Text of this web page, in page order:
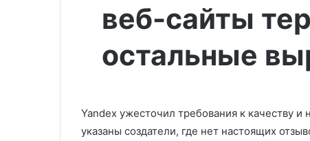
веб-сайты
остальные
Yandex ужесточил требования к качеству
указаны создатели, где нет настоящих